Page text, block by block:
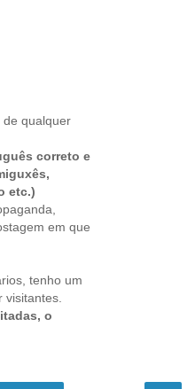
de qualquer
correto e
etc.)
em que
tenho um
visitantes.
o